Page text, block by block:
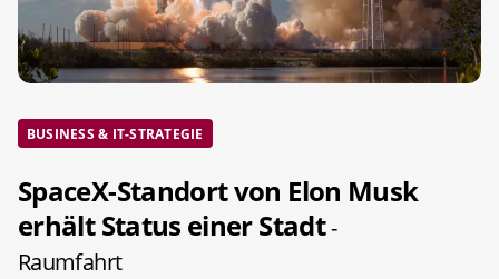
BUSINESS & IT-STRATEGIE
SpaceX-Standort von Elon Musk
erhält Status einer Stadt-
Raumfahrt